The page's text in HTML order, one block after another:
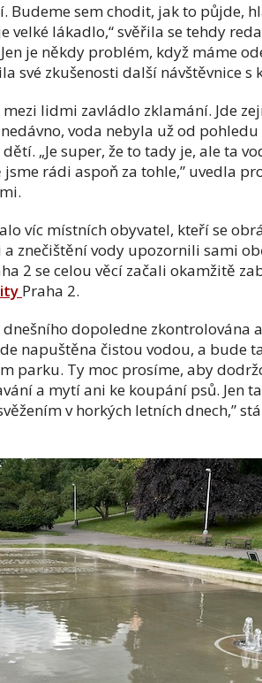
Budeme sem chodit, jak to půjde,
lákadlo,“ svěřila se tehdy
je někdy problém, když máme
své zkušenosti další návštěvnice s
mezi lidmi zavládlo zklamání. Jde
voda nebyla už od
„Je super, že to tady je, ale ta
rádi aspoň za tohle,” uvedla
víc místních obyvatel, kteří se
a znečištění vody upozornili sami
2 se celou věcí začali okamžitě
Praha 2.
dopoledne zkontrolována
napuštěna čistou vodou, a bude
parku. Ty moc prosíme, aby
a mytí ani ke koupání psů. Jen
v horkých letních dnech,”